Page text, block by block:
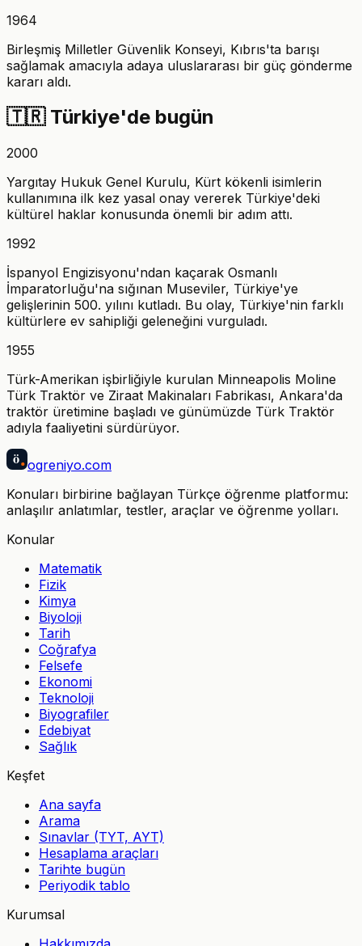
1964
Birleşmiş Milletler Güvenlik Konseyi, Kıbrıs'ta barışı
sağlamak amacıyla adaya uluslararası bir güç gönderme
kararı aldı.
🇹🇷 Türkiye'de bugün
2000
Yargıtay Hukuk Genel Kurulu, Kürt kökenli isimlerin
kullanımına ilk kez yasal onay vererek Türkiye'deki
kültürel haklar konusunda önemli bir adım attı.
1992
İspanyol Engizisyonu'ndan kaçarak Osmanlı
İmparatorluğu'na sığınan Museviler, Türkiye'ye
gelişlerinin 500. yılını kutladı. Bu olay, Türkiye'nin farklı
kültürlere ev sahipliği geleneğini vurguladı.
1955
Türk-Amerikan işbirliğiyle kurulan Minneapolis Moline
Türk Traktör ve Ziraat Makinaları Fabrikası, Ankara'da
traktör üretimine başladı ve günümüzde Türk Traktör
adıyla faaliyetini sürdürüyor.
ö ogreniyo.com
Konuları birbirine bağlayan Türkçe öğrenme platformu:
anlaşılır anlatımlar, testler, araçlar ve öğrenme yolları.
Konular
Matematik
Fizik
Kimya
Biyoloji
Tarih
Coğrafya
Felsefe
Ekonomi
Teknoloji
Biyografiler
Edebiyat
Sağlık
Keşfet
Ana sayfa
Arama
Sınavlar (TYT, AYT)
Hesaplama araçları
Tarihte bugün
Periyodik tablo
Kurumsal